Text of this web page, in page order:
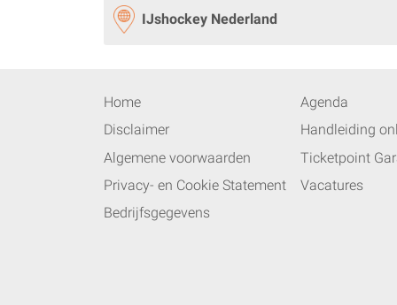
IJshockey Nederland
Home
Agenda
Disclaimer
Handleiding
Algemene voorwaarden
Ticketpoint
Privacy- en Cookie Statement
Vacatures
Bedrijfsgegevens